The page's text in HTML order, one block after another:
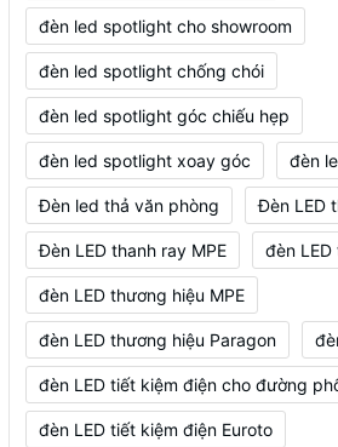
đèn led spotlight cho showroom
đèn led spotlight chống chói
đèn led spotlight góc chiếu hẹp
đèn led spotlight xoay góc đèn
Đèn led thả văn phòng Đèn LED
Đèn LED thanh ray MPE đèn
đèn LED thương hiệu MPE
đèn LED thương hiệu Paragon
đèn LED tiết kiệm điện cho đường
đèn LED tiết kiệm điện Euroto